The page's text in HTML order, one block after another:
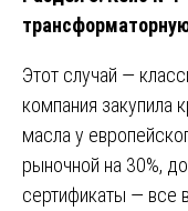
Этот случай —
компания закупила
масла у
рыночной на 30%,
сертификаты — все